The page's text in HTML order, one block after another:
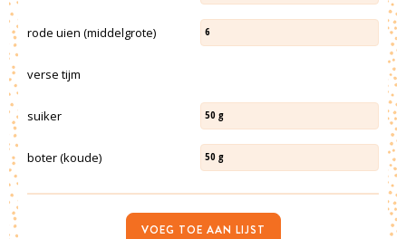
rode uien (middelgrote) 6
verse tijm
suiker 50 g
boter (koude) 50 g
VOEG TOE AAN LIJST